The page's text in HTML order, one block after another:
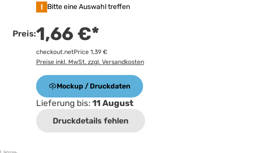
! Bitte eine Auswahl treffen
Preis:1,66 €*
checkout.netPrice 1,39 €
Preise inkl. MwSt. zzgl. Versandkosten
Mockup / Druckdaten
Lieferung bis: 11 August
Druckdetails fehlen